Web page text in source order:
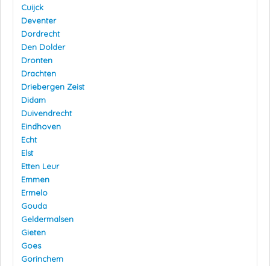
Cuijck
Deventer
Dordrecht
Den Dolder
Dronten
Drachten
Driebergen Zeist
Didam
Duivendrecht
Eindhoven
Echt
Elst
Etten Leur
Emmen
Ermelo
Gouda
Geldermalsen
Gieten
Goes
Gorinchem